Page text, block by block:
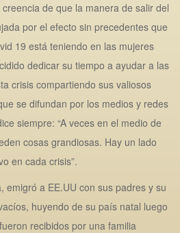
de que la manera de salir del
por el efecto sin precedentes que
19 está teniendo en las mujeres
dedicar su tiempo a ayudar a las
crisis compartiendo sus valiosos
se difundan por los medios y redes
siempre: “A veces en el medio de
cosas grandiosas. Hay un lado
en cada crisis”.
emigró a EE.UU con sus padres y su
huyendo de su país natal luego
recibidos por una familia